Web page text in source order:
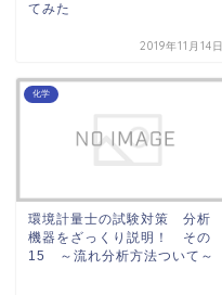
てみた
2019年11月14日
化学
環境計量士の試験対策 分析
機器をざっくり説明！ その
15 ～流れ分析方法ついて～